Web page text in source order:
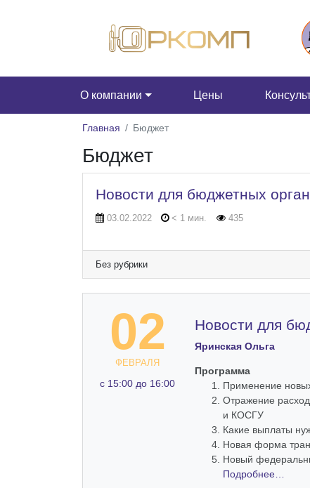
О компании Цены
Главная Бюджет
Бюджет
Новости для бюджетных
03.02.2022 < 1 мин. 435
Без рубрики
02
ФЕВРАЛЯ
c 15:00 до 16:00
Новости для
Яринская Ольга
Программа
Применение
Отражение
и КОСГУ
Какие выплаты
Новая форма
Новый
Подробнее…